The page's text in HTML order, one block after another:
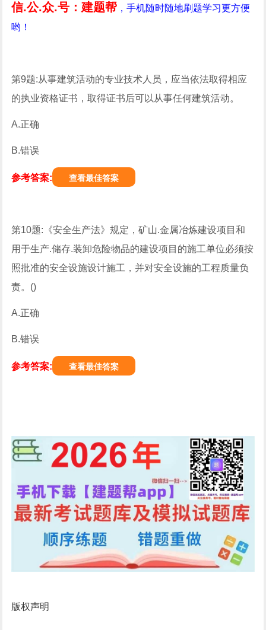
信.公.众.号：建题帮 ，手机随时随地刷题学习更方便
哟！
第9题:从事建筑活动的专业技术人员，应当依法取得相应
的执业资格证书，取得证书后可以从事任何建筑活动。
A.正确
B.错误
参考答案: 查看最佳答案
第10题:《安全生产法》规定，矿山.金属冶炼建设项目和
用于生产.储存.装卸危险物品的建设项目的施工单位必须按
照批准的安全设施设计施工，并对安全设施的工程质量负
责。()
A.正确
B.错误
参考答案: 查看最佳答案
版权声明